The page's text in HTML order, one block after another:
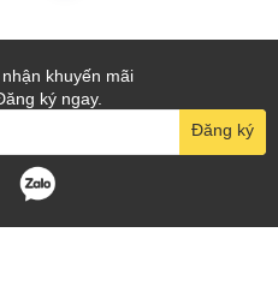
khuyến mãi
ký ngay.
Đăng ký